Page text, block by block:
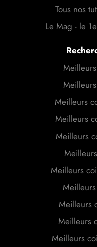
Tous nos
Le Mag - le
Meilleurs
Meilleurs
Meilleurs
Meilleurs
Meilleurs
Meilleurs
Meilleurs